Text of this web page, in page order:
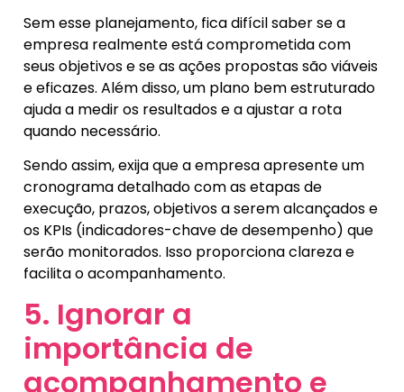
Sem esse planejamento, fica difícil saber se a
empresa realmente está comprometida com
seus objetivos e se as ações propostas são viáveis
e eficazes. Além disso, um plano bem estruturado
ajuda a medir os resultados e a ajustar a rota
quando necessário.
Sendo assim, exija que a empresa apresente um
cronograma detalhado com as etapas de
execução, prazos, objetivos a serem alcançados e
os KPIs (indicadores-chave de desempenho) que
serão monitorados. Isso proporciona clareza e
facilita o acompanhamento.
5. Ignorar a
importância de
acompanhamento e